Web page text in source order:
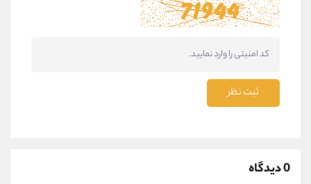
ثبت نظر
0 دیدگاه